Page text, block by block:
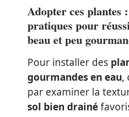
Adopter ces plantes
pratiques pour
beau et peu
Pour installer des
gourmandes en eau,
par examiner la
sol bien drainé